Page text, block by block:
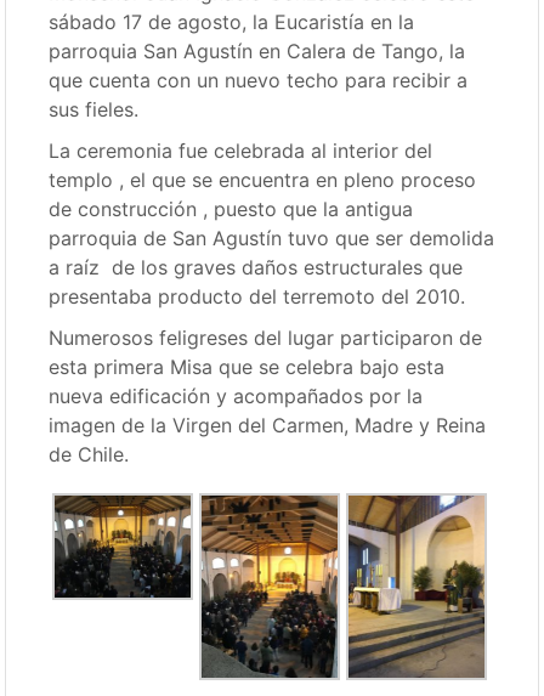
sábado 17 de agosto, la Eucaristía en la
parroquia San Agustín en Calera de Tango, la
que cuenta con un nuevo techo para recibir a
sus fieles.
La ceremonia fue celebrada al interior del
templo , el que se encuentra en pleno proceso
de construcción , puesto que la antigua
parroquia de San Agustín tuvo que ser demolida
a raíz de los graves daños estructurales que
presentaba producto del terremoto del 2010.
Numerosos feligreses del lugar participaron de
esta primera Misa que se celebra bajo esta
nueva edificación y acompañados por la
imagen de la Virgen del Carmen, Madre y Reina
de Chile.